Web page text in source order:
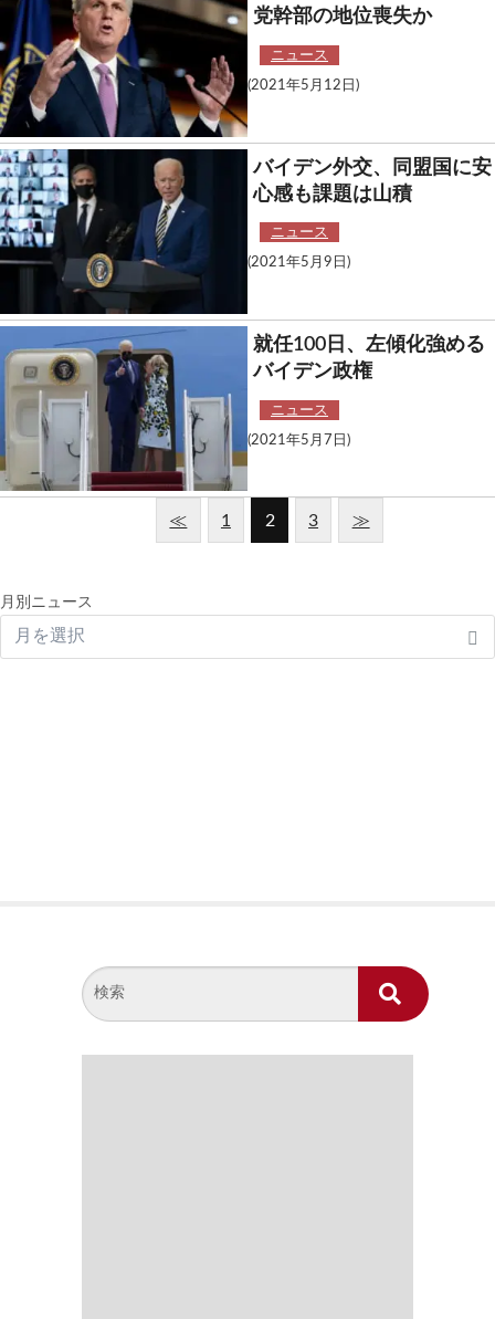
党幹部の地位喪失か
ニュース
(2021年5月12日)
バイデン外交、同盟国に安
心感も課題は山積
ニュース
(2021年5月9日)
就任100日、左傾化強める
バイデン政権
ニュース
(2021年5月7日)
≪ 1 2 3 ≫
月別ニュース